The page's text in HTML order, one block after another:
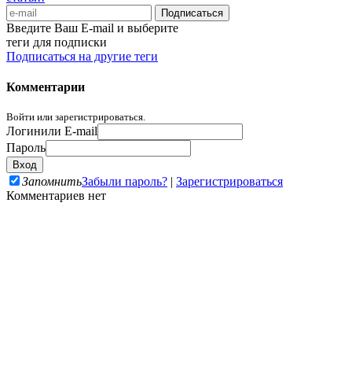
Введите Ваш E-mail и выберите
теги для подписки
Подписаться на другие теги
Комментарии
Войти или зарегистрироваться.
Логинили E-mail
Пароль
ЗапомнитьЗабыли пароль? | Зарегистрироваться
Комментариев нет